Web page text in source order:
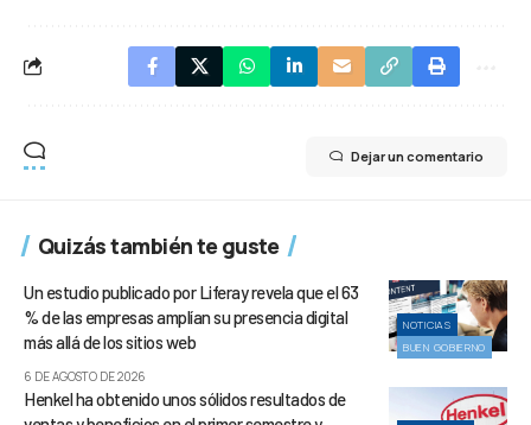
Dejar un comentario
Quizás también te guste
NOTICIAS
BUEN GOBIERNO
Un estudio publicado por Liferay revela que el 63
% de las empresas amplían su presencia digital
más allá de los sitios web
6 DE AGOSTO DE 2026
Henkel ha obtenido unos sólidos resultados de